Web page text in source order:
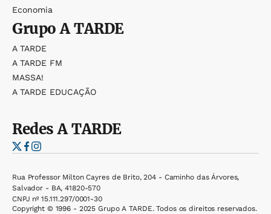
Economia
GrupoA TARDE
A TARDE
A TARDE FM
MASSA!
A TARDE EDUCAÇÃO
RedesA TARDE
Rua Professor Milton Cayres de Brito, 204 - Caminho das Árvores,
Salvador - BA, 41820-570
CNPJ nº 15.111.297/0001-30
Copyright © 1996 - 2025 Grupo A TARDE. Todos os direitos reservados.